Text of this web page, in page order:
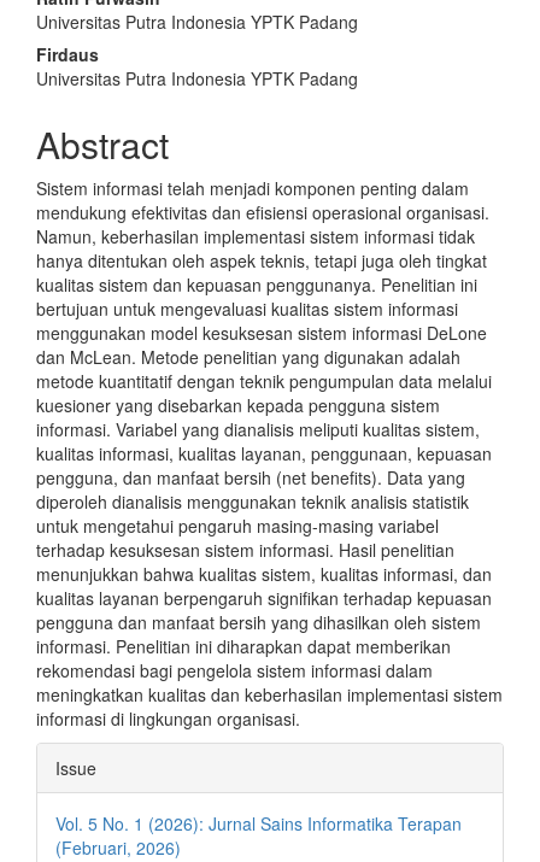
Article
Content
Universitas Putra Indonesia YPTK Padang
Firdaus
Universitas Putra Indonesia YPTK Padang
Abstract
Sistem informasi telah menjadi komponen penting dalam
mendukung efektivitas dan efisiensi operasional organisasi.
Namun, keberhasilan implementasi sistem informasi tidak
hanya ditentukan oleh aspek teknis, tetapi juga oleh tingkat
kualitas sistem dan kepuasan penggunanya. Penelitian ini
bertujuan untuk mengevaluasi kualitas sistem informasi
menggunakan model kesuksesan sistem informasi DeLone
dan McLean. Metode penelitian yang digunakan adalah
metode kuantitatif dengan teknik pengumpulan data melalui
kuesioner yang disebarkan kepada pengguna sistem
informasi. Variabel yang dianalisis meliputi kualitas sistem,
kualitas informasi, kualitas layanan, penggunaan, kepuasan
pengguna, dan manfaat bersih (net benefits). Data yang
diperoleh dianalisis menggunakan teknik analisis statistik
untuk mengetahui pengaruh masing-masing variabel
terhadap kesuksesan sistem informasi. Hasil penelitian
menunjukkan bahwa kualitas sistem, kualitas informasi, dan
kualitas layanan berpengaruh signifikan terhadap kepuasan
pengguna dan manfaat bersih yang dihasilkan oleh sistem
informasi. Penelitian ini diharapkan dapat memberikan
rekomendasi bagi pengelola sistem informasi dalam
meningkatkan kualitas dan keberhasilan implementasi sistem
informasi di lingkungan organisasi.
Article
Details
Issue
Vol. 5 No. 1 (2026): Jurnal Sains Informatika Terapan
(Februari, 2026)